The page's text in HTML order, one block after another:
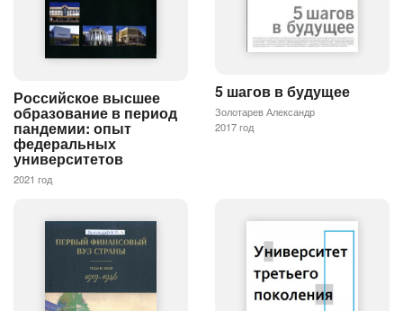
Российское высшее
образование в период
пандемии: опыт
федеральных
университетов
2021 год
5 шагов в будущее
Золотарев Александр
2017 год